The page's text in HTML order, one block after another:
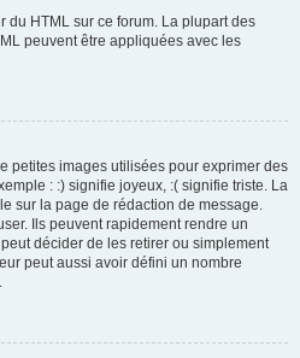
du HTML sur ce forum. La plupart des
peuvent être appliquées avec les
petites images utilisées pour exprimer des
: :) signifie joyeux, :( signifie triste. La
sur la page de rédaction de message.
Ils peuvent rapidement rendre un
décider de les retirer ou simplement
peut aussi avoir défini un nombre